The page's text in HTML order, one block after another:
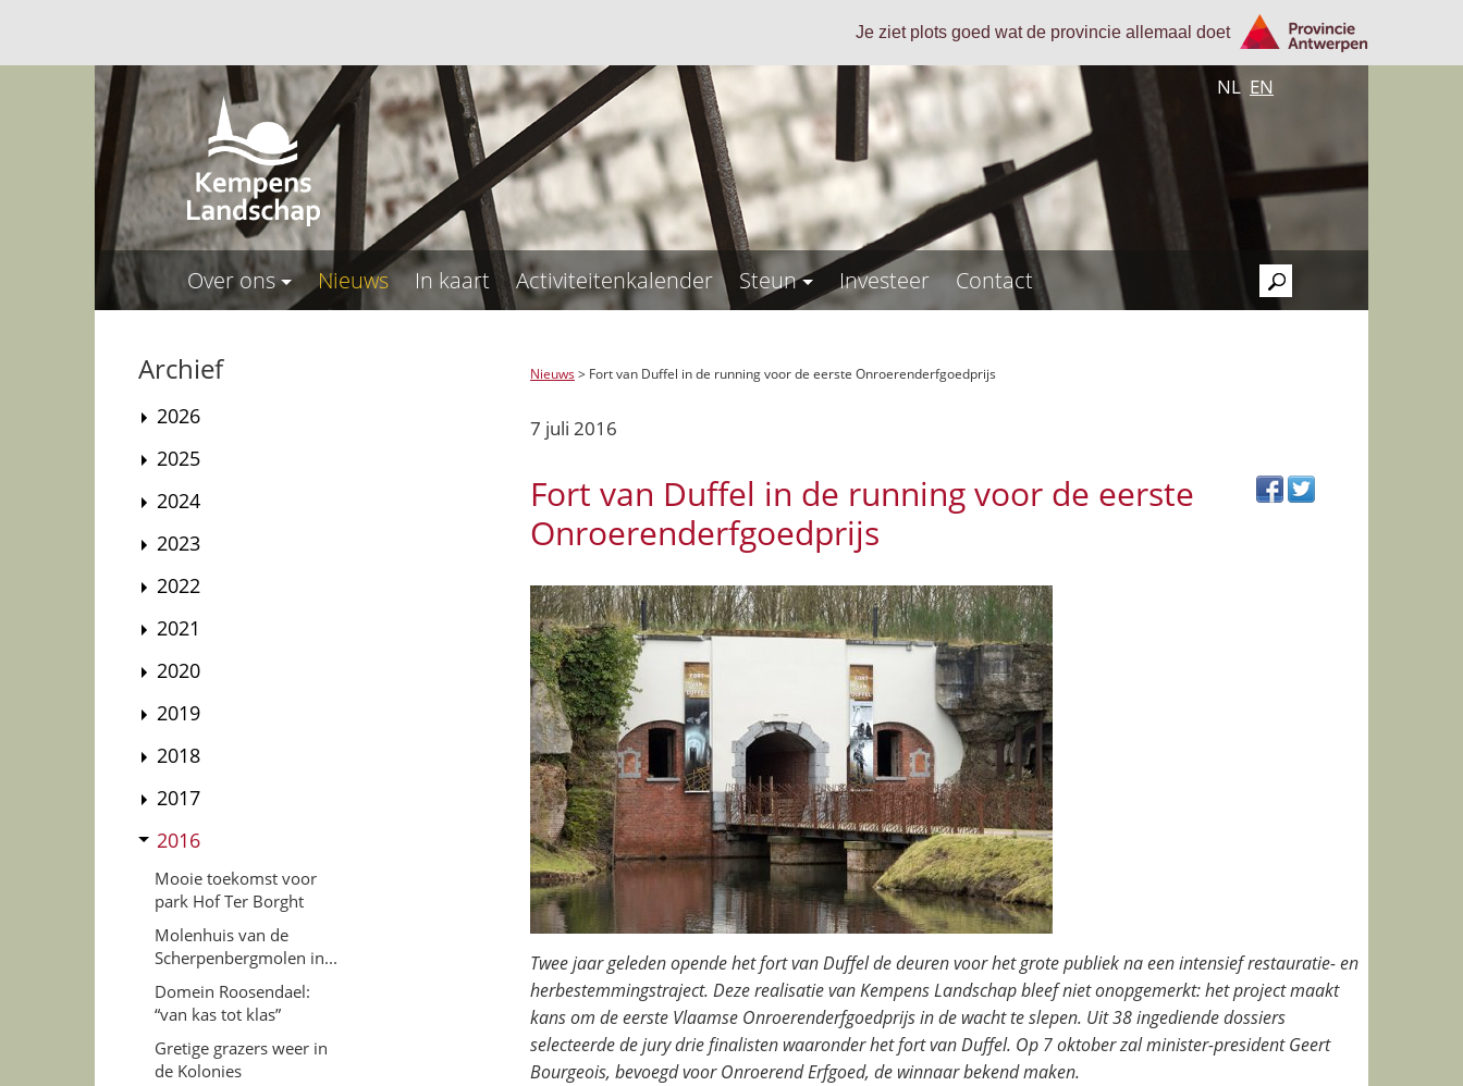
Je ziet plots goed wat de provincie allemaal doet
NL EN
Over ons Nieuws In kaart Activiteitenkalender Steun Investeer Contact
>
Nieuws> Fort van Duffel in de running voor de eerste Onroerenderfgoedprijs
7 juli 2016
Fort van Duffel in de running voor de eerste
Onroerenderfgoedprijs
Twee jaar geleden opende het fort van Duffel de deuren voor het grote publiek na een intensief restauratie- en
herbestemmingstraject. Deze realisatie van Kempens Landschap bleef niet onopgemerkt: het project maakt
kans om de eerste Vlaamse Onroerenderfgoedprijs in de wacht te slepen. Uit 38 ingediende dossiers
selecteerde de jury drie finalisten waaronder het fort van Duffel. Op 7 oktober zal minister-president Geert
Bourgeois, bevoegd voor Onroerend Erfgoed, de winnaar bekend maken.
Archief
2026
2025
2024
2023
2022
2021
2020
2019
2018
2017
2016
Mooie toekomst voor
park Hof Ter Borght
Molenhuis van de
Scherpenbergmolen in...
Domein Roosendael:
“van kas tot klas”
Gretige grazers weer in
de Kolonies